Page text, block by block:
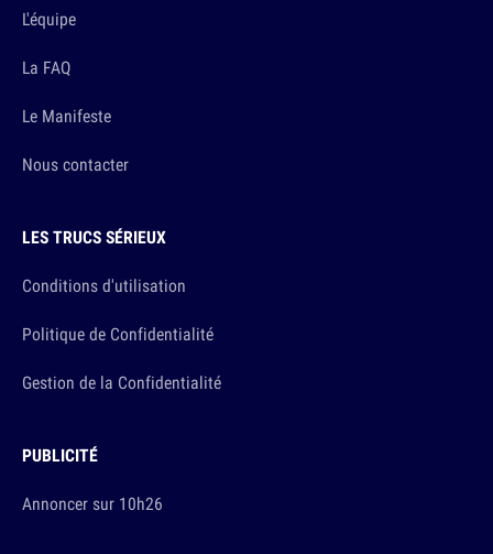
L'équipe
La FAQ
Le Manifeste
Nous contacter
LES TRUCS SÉRIEUX
Conditions d'utilisation
Politique de Confidentialité
Gestion de la Confidentialité
PUBLICITÉ
Annoncer sur 10h26